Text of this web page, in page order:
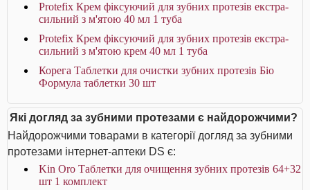
Protefix Крем фіксуючий для зубних протезів екстра-
сильний з м'ятою 40 мл 1 туба
Protefix Крем фіксуючий для зубних протезів екстра-
сильний з м'ятою крем 40 мл 1 туба
Корега Таблетки для очистки зубних протезів Біо
Формула таблетки 30 шт
Які догляд за зубними протезами є найдорожчими?
Найдорожчими товарами в категорії догляд за зубними
протезами інтернет-аптеки DS є:
Kin Oro Таблетки для очищення зубних протезів 64+32
шт 1 комплект